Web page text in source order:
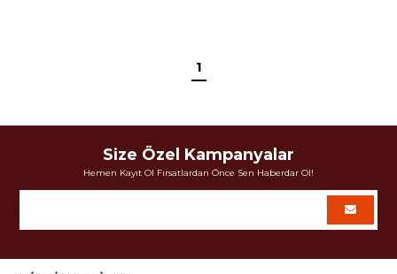
1
Size Özel Kampanyalar
Hemen Kayıt Ol Fırsatlardan Önce Sen Haberdar Ol!